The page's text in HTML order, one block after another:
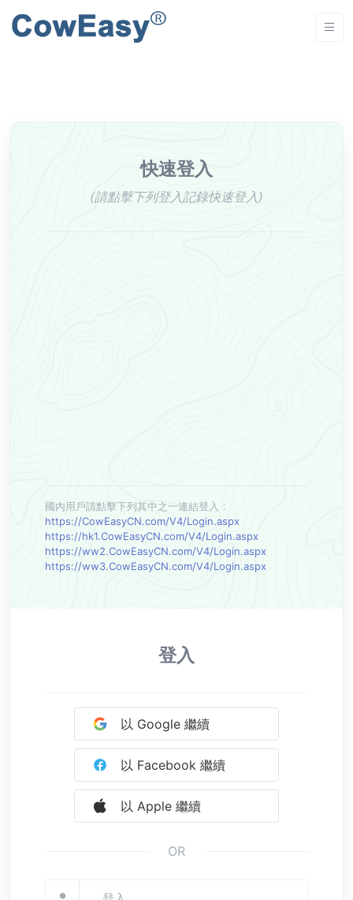
登入
以 Google 繼續
以 Facebook 繼續
以 Apple 繼續
OR
快速登入
(請點擊下列登入記錄快速登入)
國內用戶請點擊下列其中之一連結登入：
https://CowEasyCN.com/V4/Login.aspx
https://hk1.CowEasyCN.com/V4/Login.aspx
https://ww2.CowEasyCN.com/V4/Login.aspx
https://ww3.CowEasyCN.com/V4/Login.aspx